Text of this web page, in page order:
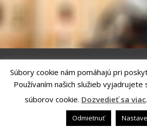
Riešenie ANTIK SMART CITY
| Technický
Technology, s.r.o.
Správca webového sídla: Mesto Kežmarok,
Kežmarok, tel.: +421524660111
podatelna@kezmarok.sk,|Vyhlásenie o
Ochrana osobných údajov
Súbory cookie nám pomáhajú pri
Používaním našich služieb vyjadrujete
súborov cookie. Dozvedieť sa viac.
Odmietnuť